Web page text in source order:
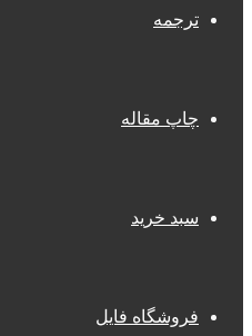
ترجمه
چاپ مقاله
سبد خرید
فروشگاه فایل